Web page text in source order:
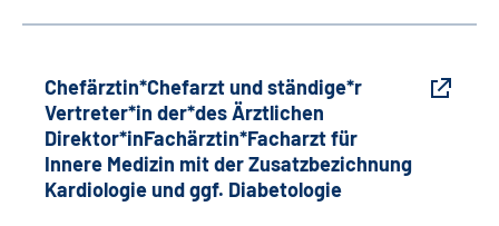
Chefärztin*Chefarzt und ständige*r
Vertreter*in der*des Ärztlichen
Direktor*inFachärztin*Facharzt für
Innere Medizin mit der Zusatzbezichnung
Kardiologie und ggf. Diabetologie